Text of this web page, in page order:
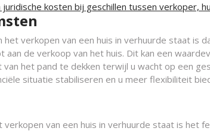
kosten bij geschillen tussen verkoper,
het verkopen van een huis in verhuurde staat is
aan de verkoop van het huis. Dit kan een
het pand te dekken terwijl u wacht op een
situatie stabiliseren en u meer flexibiliteit
verkopen van een huis in verhuurde staat is het